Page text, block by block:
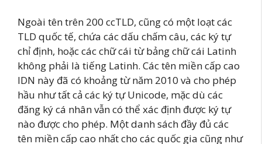
Ngoài tên trên 200 ccTLD, cũng có một loạt các
TLD quốc tế, chứa các dấu chấm câu, các ký tự
chỉ định, hoặc các chữ cái từ bảng chữ cái Latinh
không phải là tiếng Latinh. Các tên miền cấp cao
IDN này đã có khoảng từ năm 2010 và cho phép
hầu như tất cả các ký tự Unicode, mặc dù các
đăng ký cá nhân vẫn có thể xác định được ký tự
nào được cho phép. Một danh sách đầy đủ các
tên miền cấp cao nhất cho các quốc gia cũng như